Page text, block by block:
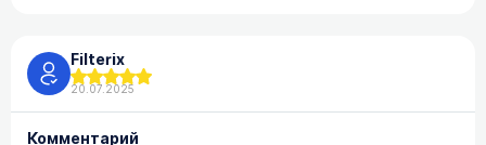
Filterix
20.07.2025
Комментарий